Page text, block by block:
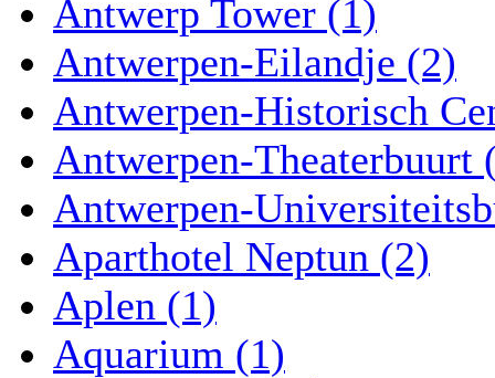
Antwerp Tower (1)
Antwerpen-Eilandje (2)
Antwerpen-Historisch
Antwerpen-Theaterbuurt
Antwerpen-
Aparthotel Neptun (2)
Aplen (1)
Aquarium (1)